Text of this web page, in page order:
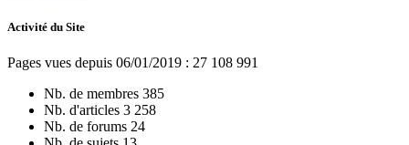
Activité du Site
Pages vues depuis 06/01/2019 : 27 108 991
Nb. de membres 385
Nb. d'articles 3 258
Nb. de forums 24